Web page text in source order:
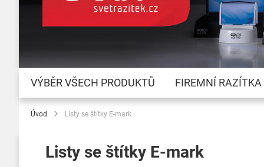
VÝBĚR VŠECH PRODUKTŮ FIREMNÍ RAZÍTKA
Úvod Listy se štítky E-mark
Listy se štítky E-mark